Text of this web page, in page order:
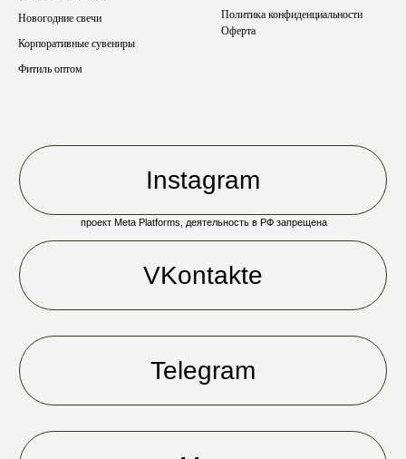
Новогодние свечи
Корпоративные сувениры
Фитиль оптом
Политика конфиденциальности
Оферта